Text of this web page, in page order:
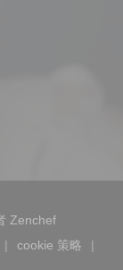
Zenchef((在新窗口
中打开))
cookie 策略
((在新窗口